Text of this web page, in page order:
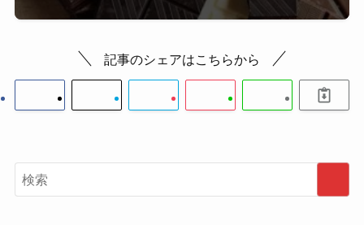
記事のシェアはこちらから